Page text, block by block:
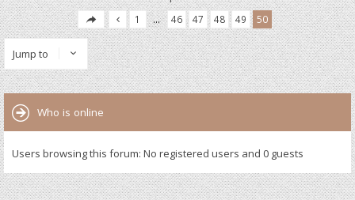
1 … 46 47 48 49 50
Jump to
Who is online
Users browsing this forum: No registered users and 0 guests